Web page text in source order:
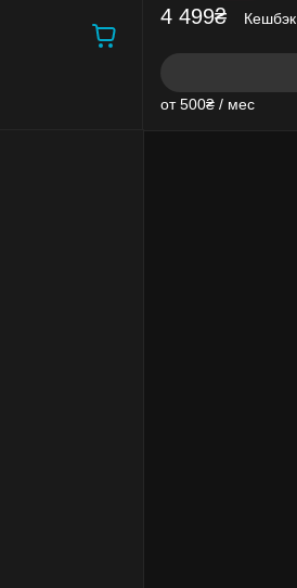
4 499₴ Кешбэк
от 500₴ / мес